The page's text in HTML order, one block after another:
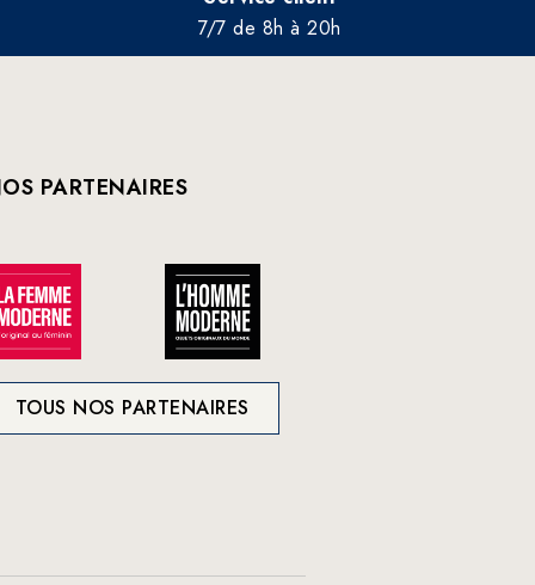
7/7 de 8h à 20h
PARTENAIRES
TOUS NOS PARTENAIRES